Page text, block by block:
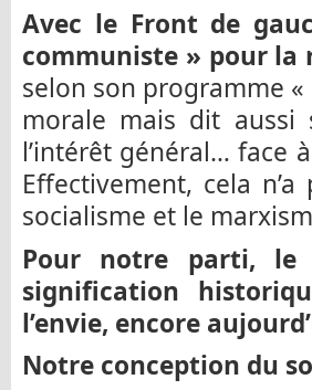
Avec le Front de
communiste » pour la
selon son programme
morale mais dit
l’intérêt général… face
Effectivement, cela
socialisme et le
Pour notre parti, le
signification
l’envie, encore
Notre conception du